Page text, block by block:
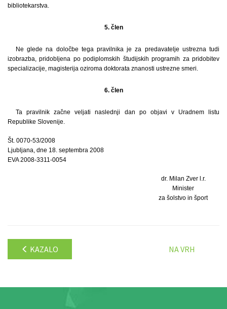
bibliotekarstva.
5. člen
Ne glede na določbe tega pravilnika je za predavatelje ustrezna tudi
izobrazba, pridobljena po podiplomskih študijskih programih za pridobitev
specializacije, magisterija oziroma doktorata znanosti ustrezne smeri.
6. člen
Ta pravilnik začne veljati naslednji dan po objavi v Uradnem listu
Republike Slovenije.
Št. 0070-53/2008
Ljubljana, dne 18. septembra 2008
EVA 2008-3311-0054
dr. Milan Zver l.r.
Minister
za šolstvo in šport
KAZALO NA VRH